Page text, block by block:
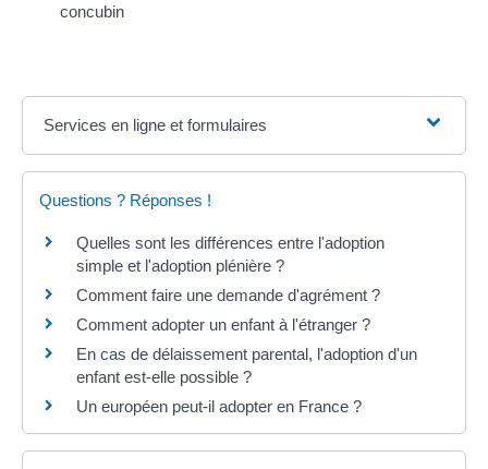
concubin
Services en ligne et formulaires
Questions ? Réponses !
Quelles sont les différences entre l'adoption
simple et l'adoption plénière ?
Comment faire une demande d'agrément ?
Comment adopter un enfant à l'étranger ?
En cas de délaissement parental, l'adoption d'un
enfant est-elle possible ?
Un européen peut-il adopter en France ?